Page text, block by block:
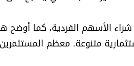
الأسهم الفردية، كما أوضح
متنوعة. معظم المستثمرين